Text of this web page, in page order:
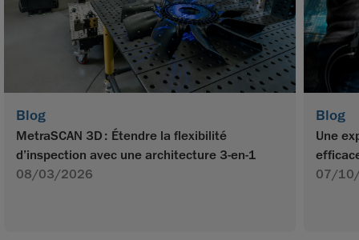
Blog
MetraSCAN 3D : Étendre la flexibilité
d’inspection avec une architecture 3-en-1
08/03/2026
Blog
Une
07/